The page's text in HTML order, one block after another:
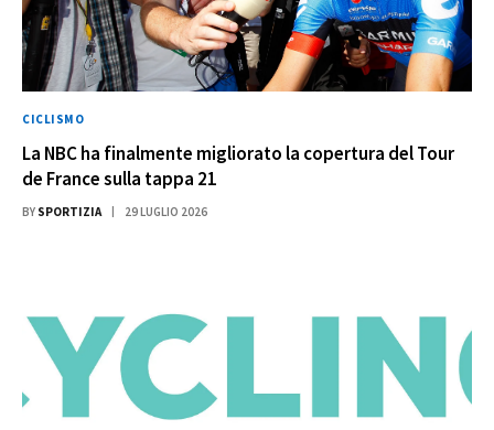
CICLISMO
La NBC ha finalmente migliorato la copertura del Tour
de France sulla tappa 21
BY SPORTIZIA 29 LUGLIO 2026